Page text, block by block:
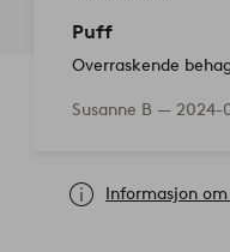
Puff
Overraskende
Susanne B — 2024-
Informasjon